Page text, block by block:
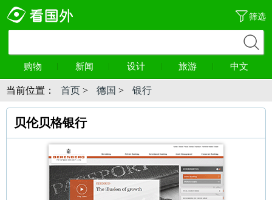
筛选
购物 新闻 设计 旅游 中文
当前位置： 首页 > 德国 > 银行
贝伦贝格银行